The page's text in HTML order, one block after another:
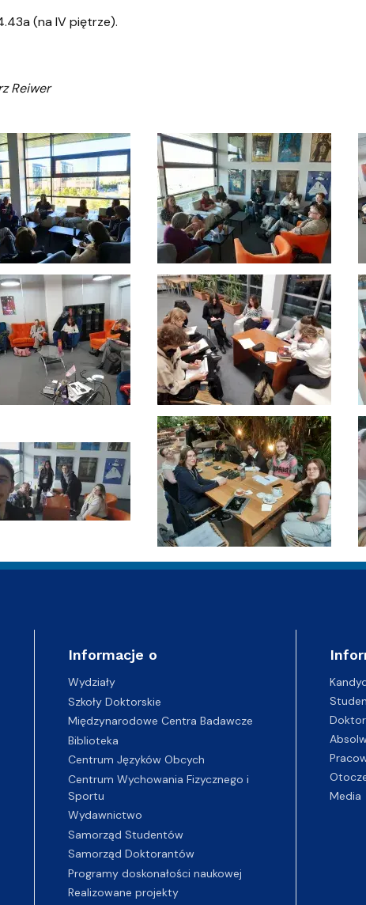
(na IV piętrze).
Reiwer
Informacje o
Wydziały
Szkoły Doktorskie
Międzynarodowe Centra Badawcze
Biblioteka
Centrum Języków Obcych
Centrum Wychowania Fizycznego i
Sportu
Wydawnictwo
Samorząd Studentów
Samorząd Doktorantów
Programy doskonałości naukowej
Realizowane projekty
Media